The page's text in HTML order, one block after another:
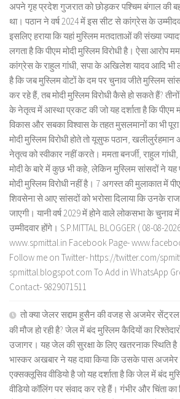
अपने गृह प्रदेश गुजरात को छोड़कर पश्चिम बंगाल की
था। पठान ने वर्ष 2024 में इस सीट से कांग्रेस के
इसलिए हराया कि यहां मुस्लिम मतदाताओं की संख्या
लगता है कि पीएम मोदी मुस्लिम विरोधी है। ऐसा आरोप
कांग्रेस के राहुल गांधी, सपा के अखिलेश यादव आदि भी
है कि जब मुस्लिम वोटों के दम पर चुनाव जीते मुस्लिम
कर रहे हैं, तब मोदी मुस्लिम विरोधी कैसे हो सकते हैं?
के नेतृत्व में आस्था प्रकट की जो यह दर्शाता है कि पीएम
विकास और सबका विश्वास के तहत मुसलमानों का भी
मोदी मुस्लिम विरोधी होते तो यूसुफ पठान, खलीलुर्रहमान
नेतृत्व को स्वीकार नहीं करते। ममता बनर्जी, राहुल
मोदी के बारे में कुछ भी कहे, लेकिन मुस्लिम सांसदों ने यह
मोदी मुस्लिम विरोधी नहीं है। 7 अगस्त की मुलाकात में
शिवसेना से आए सांसदों को भरोसा दिलाया कि उनके
जाएगी। यानी वर्ष 2029 में होने वाले लोकसभा के
उम्मीदवार होंगे। S.P.MITTAL BLOGGER ( 08-08-
www.spmittal.in Facebook Page-
Follow me on Twitter- https://twitter.com/
spmittal.blogspot.com To Add in WhatsApp
Contact- 9829071511
तो क्या जेलर सद्दाम हुसैन की वजह से अजमेर
की मौज हो रही है? जेल में बंद मुस्लिम कैदियों का
उजागर। यह जेल की सुरक्षा के लिए खतरनाक स्थिति
भास्कर अखबार ने यह दावा किया कि उसके पास
एक्सक्लूसिव वीडियो है जो यह दर्शाता है कि जेल में बंद
वीडियो कॉलिंग पर संवाद कर रहे हैं। गंभीर और चिंता